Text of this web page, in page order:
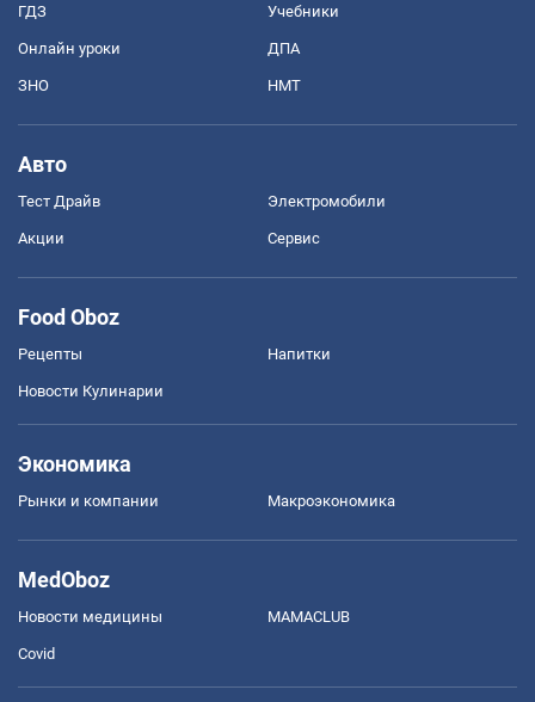
ГДЗ Учебники
Онлайн уроки ДПА
ЗНО НМТ
Авто
Тест Драйв Электромобили
Акции Сервис
Food Oboz
Рецепты Напитки
Новости Кулинарии
Экономика
Рынки и компании Mакроэкономика
MedOboz
Новости медицины MAMACLUB
Covid